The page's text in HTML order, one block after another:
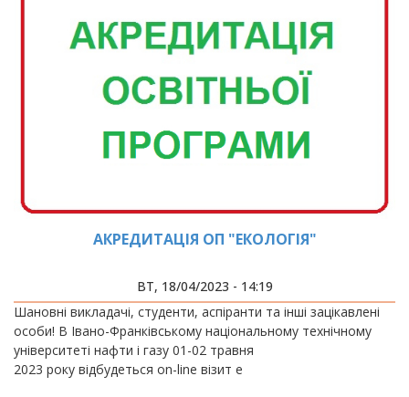
АКРЕДИТАЦІЯ ОП "ЕКОЛОГІЯ"
ВТ, 18/04/2023 - 14:19
Шановні викладачі, студенти, аспіранти та інші зацікавлені
особи! В Івано-Франківському національному технічному
університеті нафти і газу 01-02 травня
2023 року відбудеться оn-line візит е